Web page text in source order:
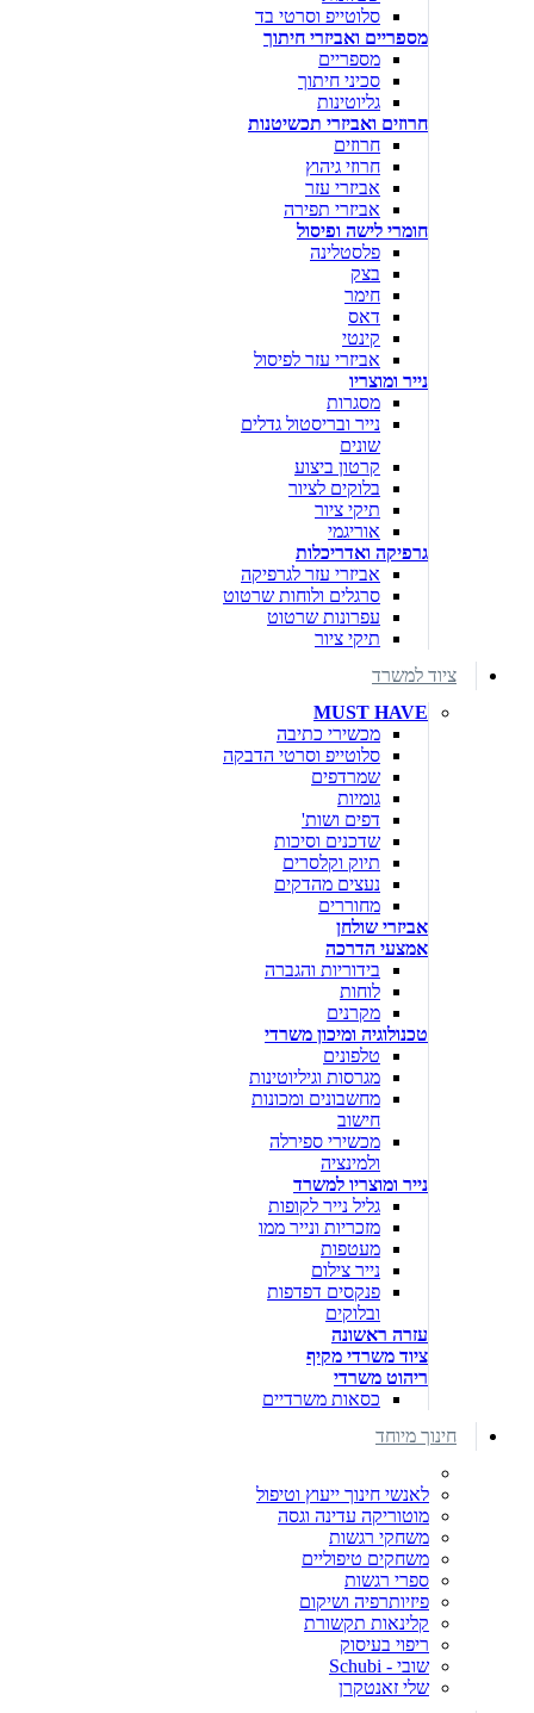
סלוטייפ וסרטי בד
מספריים ואביזרי חיתוך
מספריים
סכיני חיתוך
גליוטינות
חרוזים ואביזרי תכשיטנות
חרוזים
חרוזי גיהוץ
אביזרי עזר
אביזרי תפירה
חומרי לישה ופיסול
פלסטלינה
בצק
חימר
דאס
קינטי
אביזרי עזר לפיסול
נייר ומוצריו
מסגרות
נייר ובריסטול גדלים
שונים
קרטון ביצוע
בלוקים לציור
תיקי ציור
אוריגמי
גרפיקה ואדריכלות
אביזרי עזר לגרפיקה
סרגלים ולוחות שרטוט
עפרונות שרטוט
תיקי ציור
ציוד למשרד
MUST HAVE
מכשירי כתיבה
סלוטייפ וסרטי הדבקה
שמרדפים
גומיות
דפים ושות'
שדכנים וסיכות
תיוק וקלסרים
נעצים מהדקים
מחוררים
אביזרי שולחן
אמצעי הדרכה
בידוריות והגברה
לוחות
מקרנים
טכנולוגיה ומיכון משרדי
טלפונים
מגרסות וגיליוטינות
מחשבונים ומכונות
חישוב
מכשירי ספירלה
ולמינציה
נייר ומוצריו למשרד
גליל נייר לקופות
מזכריות ונייר ממו
מעטפות
נייר צילום
פנקסים דפדפות
ובלוקים
עזרה ראשונה
ציוד משרדי מקיף
ריהוט משרדי
כסאות משרדיים
חינוך מיוחד
לאנשי חינוך ייעוץ וטיפול
מוטוריקה עדינה וגסה
משחקי רגשות
משחקים טיפוליים
ספרי רגשות
פיזיותרפיה ושיקום
קלינאות תקשורת
ריפוי בעיסוק
שובי - Schubi
שלי זאנטקרן